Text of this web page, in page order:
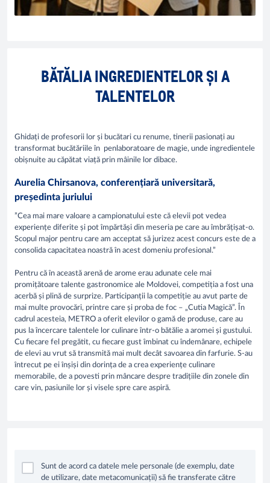
BĂTĂLIA INGREDIENTELOR ȘI A
TALENTELOR
Ghidați de profesorii lor și bucătari cu renume, tinerii pasionați au
transformat bucătăriile în penlaboratoare de magie, unde ingredientele
obișnuite au căpătat viață prin mâinile lor dibace.
Aurelia Chirsanova, conferențiară universitară,
președinta juriului
”Cea mai mare valoare a campionatului este că elevii pot vedea
experiențe diferite și pot împărtăși din meseria pe care au îmbrățișat-o.
Scopul major pentru care am acceptat să jurizez acest concurs este de a
consolida capacitatea noastră în acest domeniu profesional.”
Pentru că în această arenă de arome erau adunate cele mai
promițătoare talente gastronomice ale Moldovei, competiția a fost una
acerbă și plină de surprize. Participanții la competiție au avut parte de
mai multe provocări, printre care și proba de foc – „Cutia Magică”. În
cadrul acesteia, METRO a oferit elevilor o gamă de produse, care au
pus la încercare talentele lor culinare într-o bătălie a aromei și gustului.
Cu fiecare fel pregătit, cu fiecare gust îmbinat cu îndemânare, echipele
de elevi au vrut să transmită mai mult decât savoarea din farfurie. S-au
întrecut pe ei înșiși din dorința de a crea experiențe culinare
memorabile, de a povesti prin mâncare despre tradițiile din zonele din
care vin, pasiunile lor și visele spre care aspiră.
Sunt de acord ca datele mele personale (de exemplu, date
de utilizare, date metacomunicații) să fie transferate către